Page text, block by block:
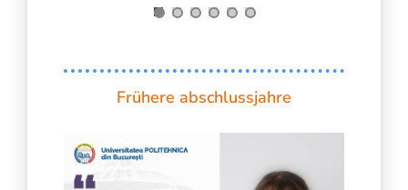
Frühere abschlussjahre